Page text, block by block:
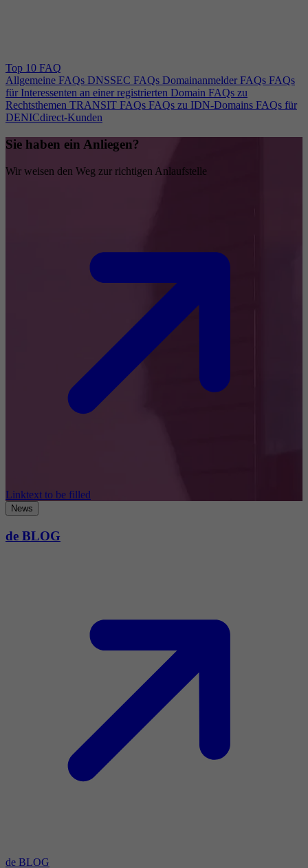
Top 10 FAQ
Allgemeine FAQs DNSSEC FAQs Domainanmelder FAQs FAQs
für Interessenten an einer registrierten Domain FAQs zu
Rechtsthemen TRANSIT FAQs FAQs zu IDN-Domains FAQs für
DENICdirect-Kunden
Sie haben ein Anliegen?
Wir weisen den Weg zur richtigen Anlaufstelle
Linktext to be filled
News
de BLOG
de BLOG